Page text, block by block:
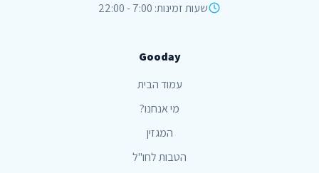
שעות זמינות: 7:00 - 22:00
Gooday
עמוד הבית
מי אנחנו?
המגזין
הטבות לחו"ל